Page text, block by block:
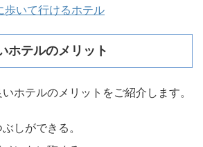
歩いて行けるホテル
ホテルのメリット
ホテルのメリットをご紹介します。
しができる。